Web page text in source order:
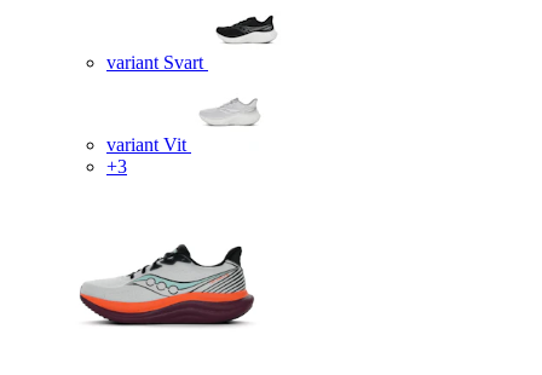
variant Svart
variant Vit
+3